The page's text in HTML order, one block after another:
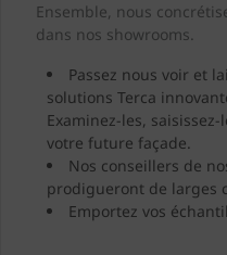
Ensemble, nous
dans nos showrooms.
Passez nous voir et
solutions Terca
Examinez-les,
votre future façade.
Nos conseillers de
prodigueront de larges
Emportez vos